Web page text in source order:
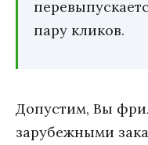
пару кликов.
Допустим, Вы
зарубежными